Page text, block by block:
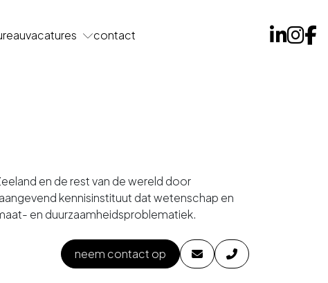
vacatures contact
en de rest van de wereld door
kennisinstituut dat wetenschap en
en duurzaamheidsproblematiek.
neem contact op